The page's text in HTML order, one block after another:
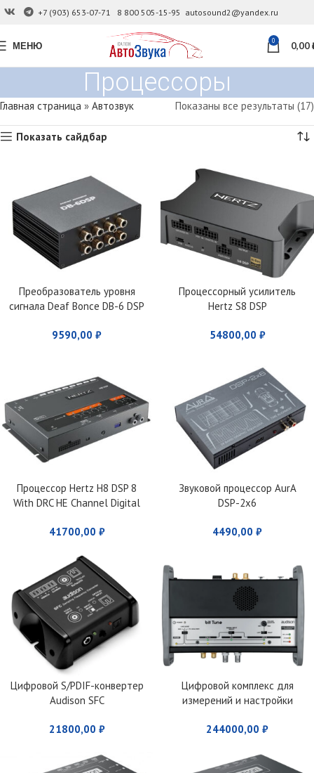
+7 (903) 653-07-71 8 800 505-15-95 autosound2@yandex.ru
МЕНЮ 0 0,00
Процессоры
Главная страница » Автозвук Показаны все результаты (17)
Показать сайдбар
Преобразователь уровня
сигнала Deaf Bonce DB-6 DSP
9590,00 ₽
Процессорный усилитель
Hertz S8 DSP
54800,00 ₽
Процессор Hertz H8 DSP 8
With DRC HE Channel Digital
41700,00 ₽
Звуковой процессор AurA
DSP-2х6
4490,00 ₽
Цифровой S/PDIF-конвертер
Audison SFC
21800,00 ₽
Цифровой комплекс для
измерений и настройки
аудиосистемы Audison Bit
244000,00 ₽